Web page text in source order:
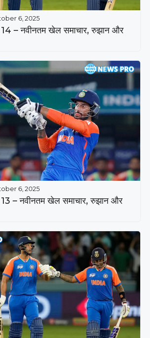
6, 2025
– नवीनतम खेल समाचार, रुझान और
6, 2025
– नवीनतम खेल समाचार, रुझान और